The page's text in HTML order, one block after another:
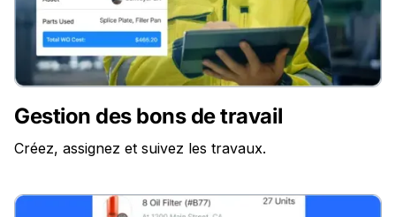
Gestion des bons de travail
Créez, assignez et suivez les travaux.